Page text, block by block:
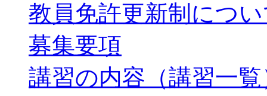
教員免許更新制につ
募集要項
講習の内容（講習一覧